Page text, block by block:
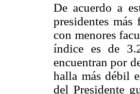
De acuerdo a
presidentes más
con menores
índice es de
encuentran por
halla más débil
del Presidente